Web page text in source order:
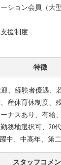
ション会員（大
援制度
特徴
迎、経験者優遇、
産休育休制度、
ナスあり、有給
務地選択可、20
中、中高年、第
スタッフコメ